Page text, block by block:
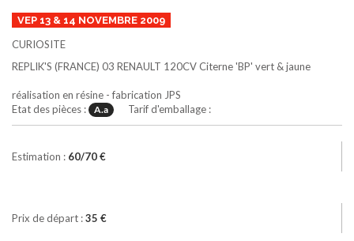
VEP 13 & 14 NOVEMBRE 2009
CURIOSITE
REPLIK'S (FRANCE) 03 RENAULT 120CV Citerne 'BP' vert & jaune
réalisation en résine - fabrication JPS
Etat des pièces :
A.a Tarif d'emballage :
Estimation : 60/70 €
Prix de départ :35 €